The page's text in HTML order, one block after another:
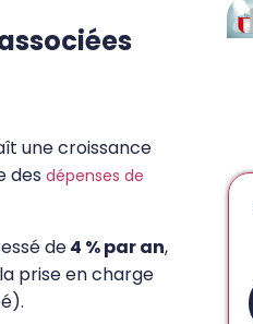
une croissance
des dépenses de
de4 % par an,
prise en charge